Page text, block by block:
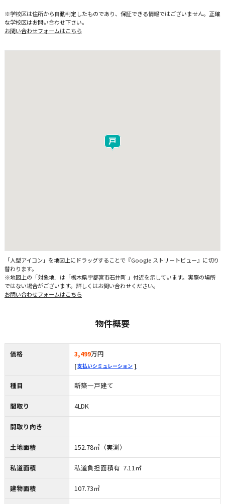
※学校区は住所から自動判定したものであり、保証できる情報ではございません。正確
な学校区はお問い合わせ下さい。
お問い合わせフォームはこちら
「人型アイコン」を地図上にドラッグすることで『Google ストリートビュー』に切り
替わります。
※地図上の「対象地」は「栃木県宇都宮市石井町 」付近を示しています。実際の場所
ではない場合がございます。詳しくはお問い合わせください。
お問い合わせフォームはこちら
物件概要
価格 3,499万円
支払いシミュレーション
種目 新築一戸建て
間取り 4LDK
間取り向き
土地面積 152.78㎡（実測）
私道面積 私道負担面積有 7.11㎡
建物面積 107.73㎡